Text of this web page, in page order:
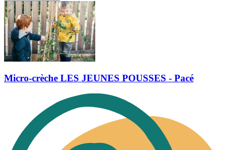
Micro-crèche LES JEUNES POUSSES - Pacé